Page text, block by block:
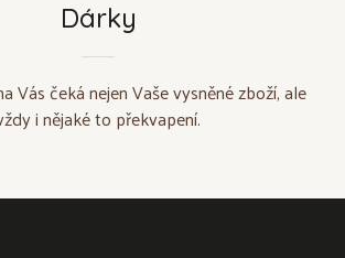
Dárky
Vás čeká nejen Vaše vysněné zboží, ale
i nějaké to překvapení.